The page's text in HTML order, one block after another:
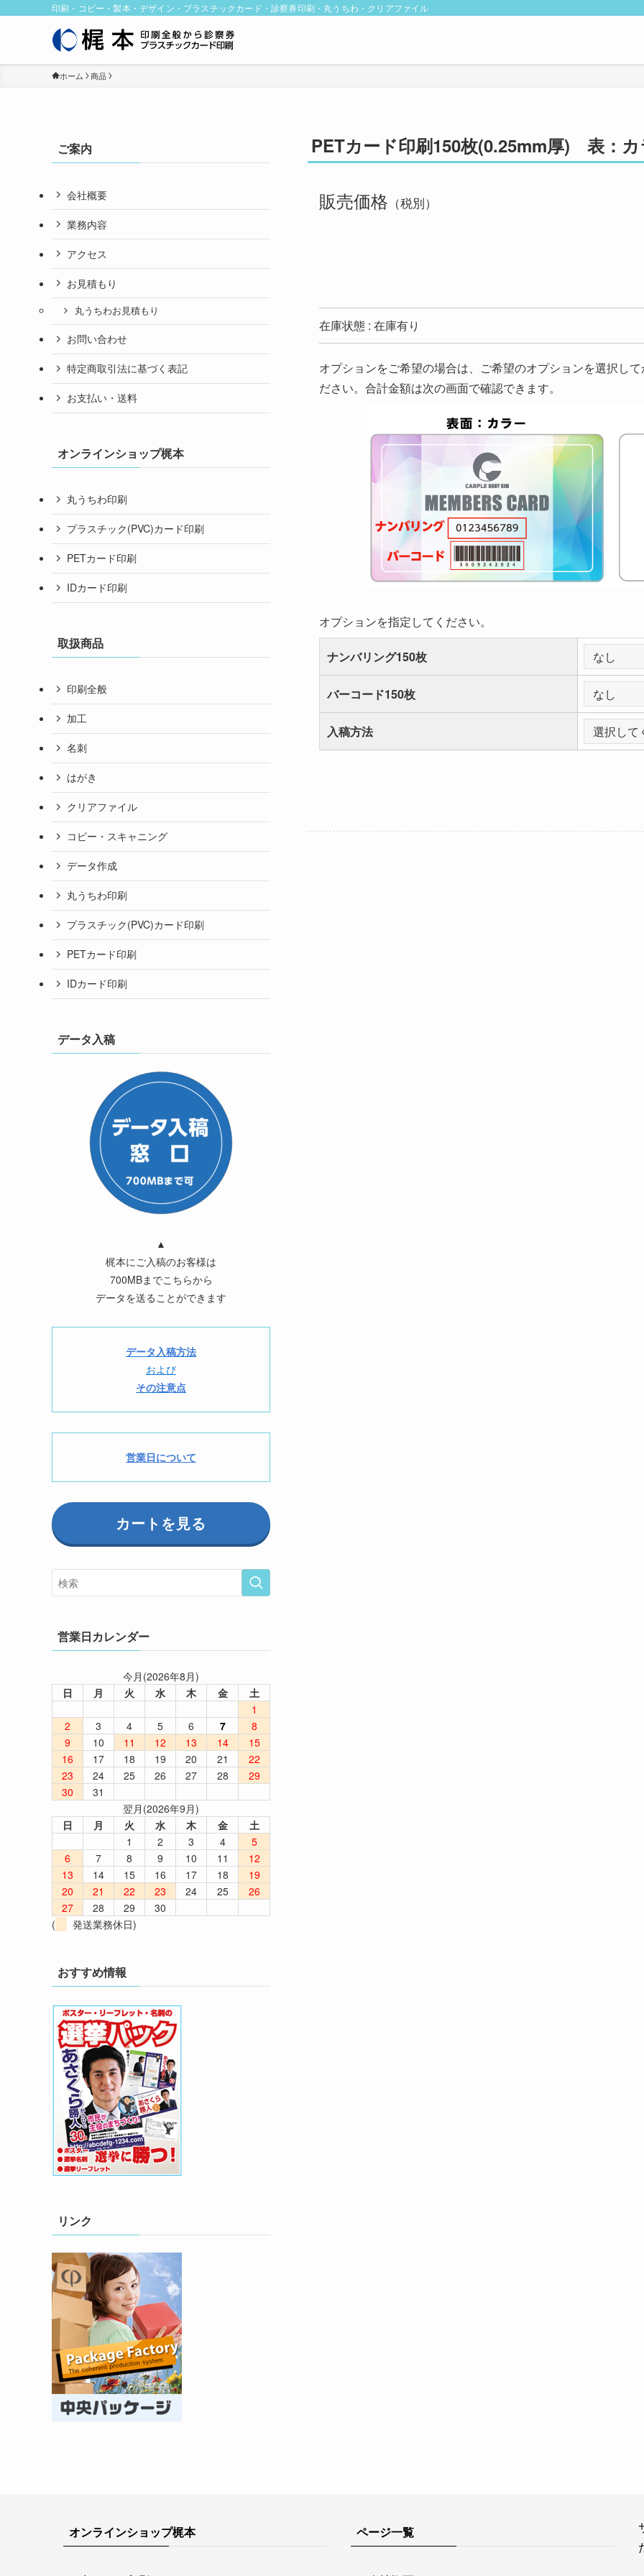
印刷・コピー・製本・デザイン・プラスチックカード・診察券印刷・丸うちわ・クリアファイル
ホーム 商品
PETカード印刷150枚(0.25mm厚) 表：
販売価格 （税別）
在庫状態 : 在庫有り
オプションをご希望の場合は、ご希望のオプションを選択し
ださい。合計金額は次の画面で確認できます。
オプションを指定してください。
ナンバリング150枚
バーコード150枚
入稿方法
ご案内
会社概要
業務内容
アクセス
お見積もり
丸うちわお見積もり
お問い合わせ
特定商取引法に基づく表記
お支払い・送料
オンラインショップ梶本
丸うちわ印刷
プラスチック(PVC)カード印刷
PETカード印刷
IDカード印刷
取扱商品
印刷全般
加工
名刺
はがき
クリアファイル
コピー・スキャニング
データ作成
丸うちわ印刷
プラスチック(PVC)カード印刷
PETカード印刷
IDカード印刷
データ入稿
▲
梶本にご入稿のお客様は
700MBまでこちらから
データを送ることができます
データ入稿方法
および
その注意点
営業日について
カートを見る
営業日カレンダー
今月(2026年8月)
日
月 火 水 木 金
土
1
2
3 4 5 6 7
8
9
10 11 12 13 14
15
16
17 18 19 20 21
22
23
24 25 26 27 28
29
30
31
翌月(2026年9月)
日
月 火 水 木 金
土
1
2 3 4
5
6
7 8 9 10 11
12
13
14 15 16 17 18
19
20
21 22 23 24 25
26
27
28 29
30
(
発送業務休日)
おすすめ情報
リンク
オンラインショップ梶本 ページ一覧